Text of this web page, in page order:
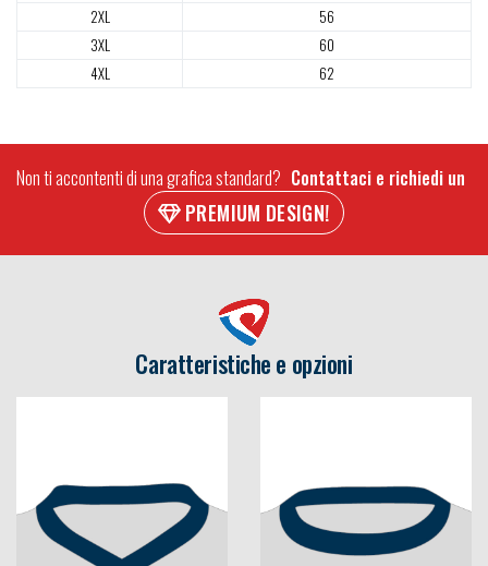
2XL
56
3XL
60
4XL
62
Non ti accontenti di una grafica standard? Contattaci e richiedi un
PREMIUM DESIGN!
Caratteristiche e opzioni